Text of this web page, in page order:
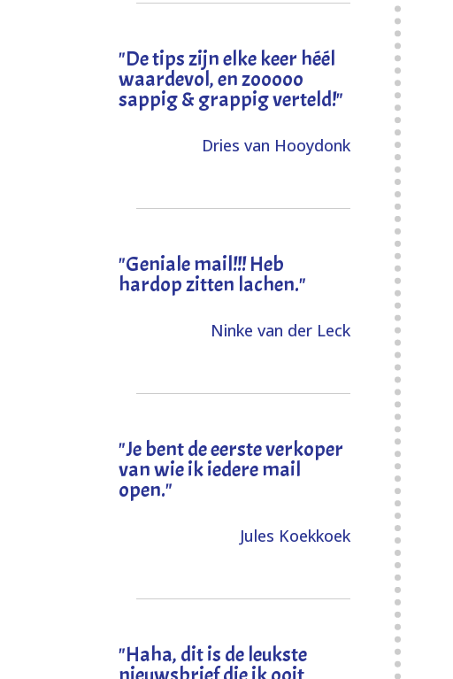
"De tips zijn elke keer héél
waardevol, en zooooo
sappig & grappig verteld!"
Dries van Hooydonk
"Geniale mail!!! Heb
hardop zitten lachen."
Ninke van der Leck
"Je bent de eerste verkoper
van wie ik iedere mail
open."
Jules Koekkoek
"Haha, dit is de leukste